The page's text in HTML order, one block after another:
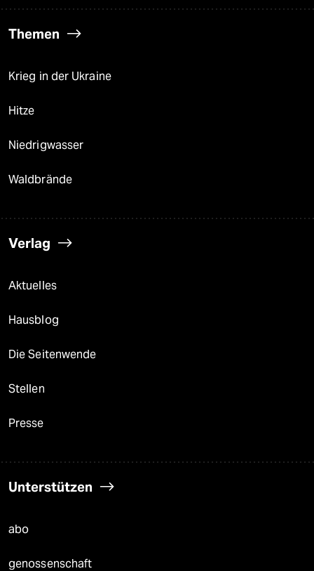
Themen
Krieg in der Ukraine
Hitze
Niedrigwasser
Waldbrände
Verlag
Aktuelles
Hausblog
Die Seitenwende
Stellen
Presse
Unterstützen
abo
genossenschaft